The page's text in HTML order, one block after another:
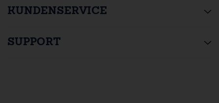
KUNDENSERVICE
SUPPORT